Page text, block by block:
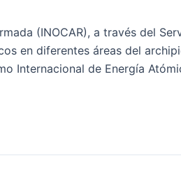
(INOCAR), a través del
en diferentes áreas del
Internacional de Energía